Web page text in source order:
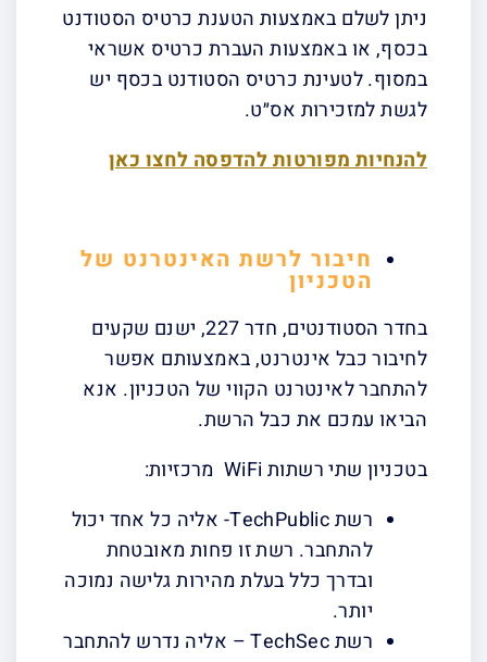
ניתן לשלם באמצעות הטענת כרטיס הסטודנט
בכסף, או באמצעות העברת כרטיס אשראי
במסוף. לטעינת כרטיס הסטודנט בכסף יש
לגשת למזכירות אס״ט.
להנחיות מפורטות להדפסה לחצו כאן
חיבור לרשת האינטרנט של
הטכניון
בחדר הסטודנטים, חדר 227, ישנם שקעים
לחיבור כבל אינטרנט, באמצעותם אפשר
להתחבר לאינטרנט הקווי של הטכניון. אנא
הביאו עמכם את כבל הרשת.
בטכניון שתי רשתות WiFi מרכזיות:
רשת TechPublic- אליה כל אחד יכול
להתחבר. רשת זו פחות מאובטחת
ובדרך כלל בעלת מהירות גלישה נמוכה
יותר.
רשת TechSec – אליה נדרש להתחבר